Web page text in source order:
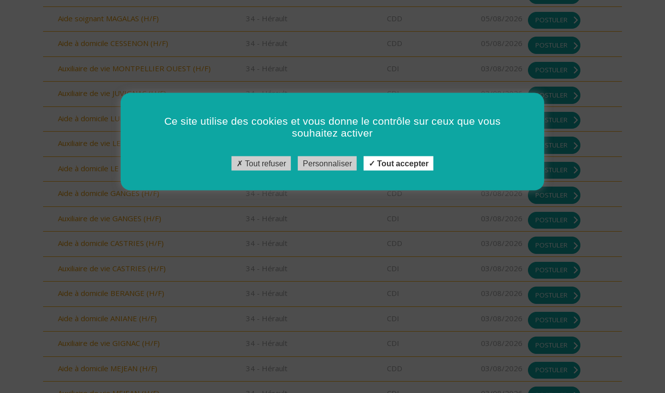
Aide soignant MAGALAS (H/F) 34 - Hérault CDD 05/08/2026 POSTULER
Aide à domicile CESSENON (H/F) 34 - Hérault CDD 05/08/2026 POSTULER
Auxiliaire de vie MONTPELLIER OUEST (H/F) 34 - Hérault CDI 03/08/2026 POSTULER
Auxiliaire de vie JUVIGNAC (H/F) 34 - Hérault CDI 03/08/2026 POSTULER
Aide à domicile LUNEL (H/F) 34 - Hérault CDI 03/08/2026 POSTULER
Auxiliaire de vie LE CRES (H/F) POSTULER
Aide à domicile LE CRES (H/F) 34 - Hérault CDI POSTULER
Aide à domicile GANGES (H/F) 34 - Hérault CDD 03/08/2026 POSTULER
Auxiliaire de vie GANGES (H/F) 34 - Hérault CDI 03/08/2026 POSTULER
Aide à domicile CASTRIES (H/F) 34 - Hérault CDD 03/08/2026 POSTULER
Auxiliaire de vie CASTRIES (H/F) 34 - Hérault CDI 03/08/2026 POSTULER
Aide à domicile BERANGE (H/F) 34 - Hérault CDI 03/08/2026 POSTULER
Aide à domicile ANIANE (H/F) 34 - Hérault CDI 03/08/2026 POSTULER
Auxiliaire de vie GIGNAC (H/F) 34 - Hérault CDI 03/08/2026 POSTULER
Aide à domicile MEJEAN (H/F) 34 - Hérault CDD 03/08/2026 POSTULER
Ce site utilise des cookies et vous donne le contrôle sur ceux que vous
souhaitez activer
Tout refuser Personnaliser Tout accepter